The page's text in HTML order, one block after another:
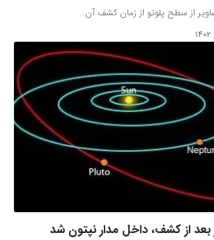
بعد از کشف، داخل مدار نپتون شد